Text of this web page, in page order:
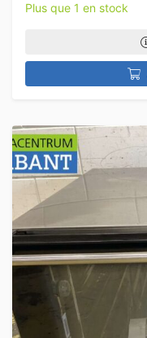
Plus que 1 en stock